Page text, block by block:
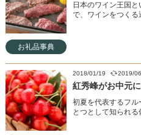
日本のワイン王国
で、ワインをつくる
お礼品事典
2018/01/19 2019/
紅秀峰がお中元
初夏を代表するフ
とつとして知られる